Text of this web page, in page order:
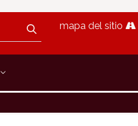
mapa del sitio